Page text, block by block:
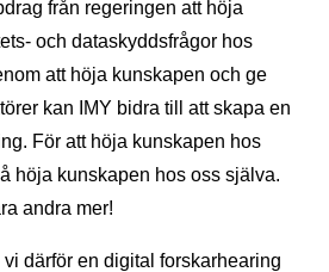
från regeringen att höja
och dataskyddsfrågor hos
att höja kunskapen och ge
kan IMY bidra till att skapa en
För att höja kunskapen hos
höja kunskapen hos oss själva.
andra mer!
därför en digital forskarhearing